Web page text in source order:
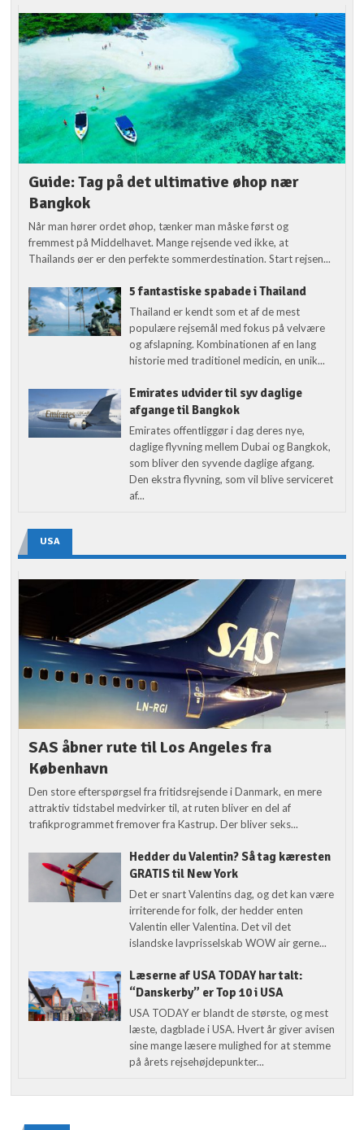
Guide: Tag på det ultimative øhop nær
Bangkok
Når man hører ordet øhop, tænker man måske først og
fremmest på Middelhavet. Mange rejsende ved ikke, at
Thailands øer er den perfekte sommerdestination. Start rejsen...
5 fantastiske spabade i Thailand
Thailand er kendt som et af de mest
populære rejsemål med fokus på velvære
og afslapning. Kombinationen af en lang
historie med traditionel medicin, en unik...
Emirates udvider til syv daglige
afgange til Bangkok
Emirates offentliggør i dag deres nye,
daglige flyvning mellem Dubai og Bangkok,
som bliver den syvende daglige afgang.
Den ekstra flyvning, som vil blive serviceret
af...
USA
SAS åbner rute til Los Angeles fra
København
Den store efterspørgsel fra fritidsrejsende i Danmark, en mere
attraktiv tidstabel medvirker til, at ruten bliver en del af
trafikprogrammet fremover fra Kastrup. Der bliver seks...
Hedder du Valentin? Så tag kæresten
GRATIS til New York
Det er snart Valentins dag, og det kan være
irriterende for folk, der hedder enten
Valentin eller Valentina. Det vil det
islandske lavprisselskab WOW air gerne...
Læserne af USA TODAY har talt:
“Danskerby” er Top 10 i USA
USA TODAY er blandt de største, og mest
læste, dagblade i USA. Hvert år giver avisen
sine mange læsere mulighed for at stemme
på årets rejsehøjdepunkter...